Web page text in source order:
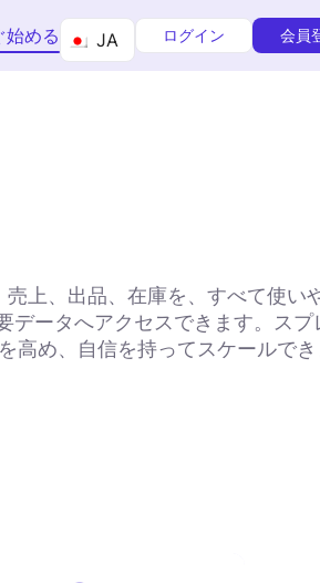
始める JA ログイン 会員
上、出品、在庫を、すべて使い
ータへアクセスできます。スプ
高め、自信を持ってスケールでき